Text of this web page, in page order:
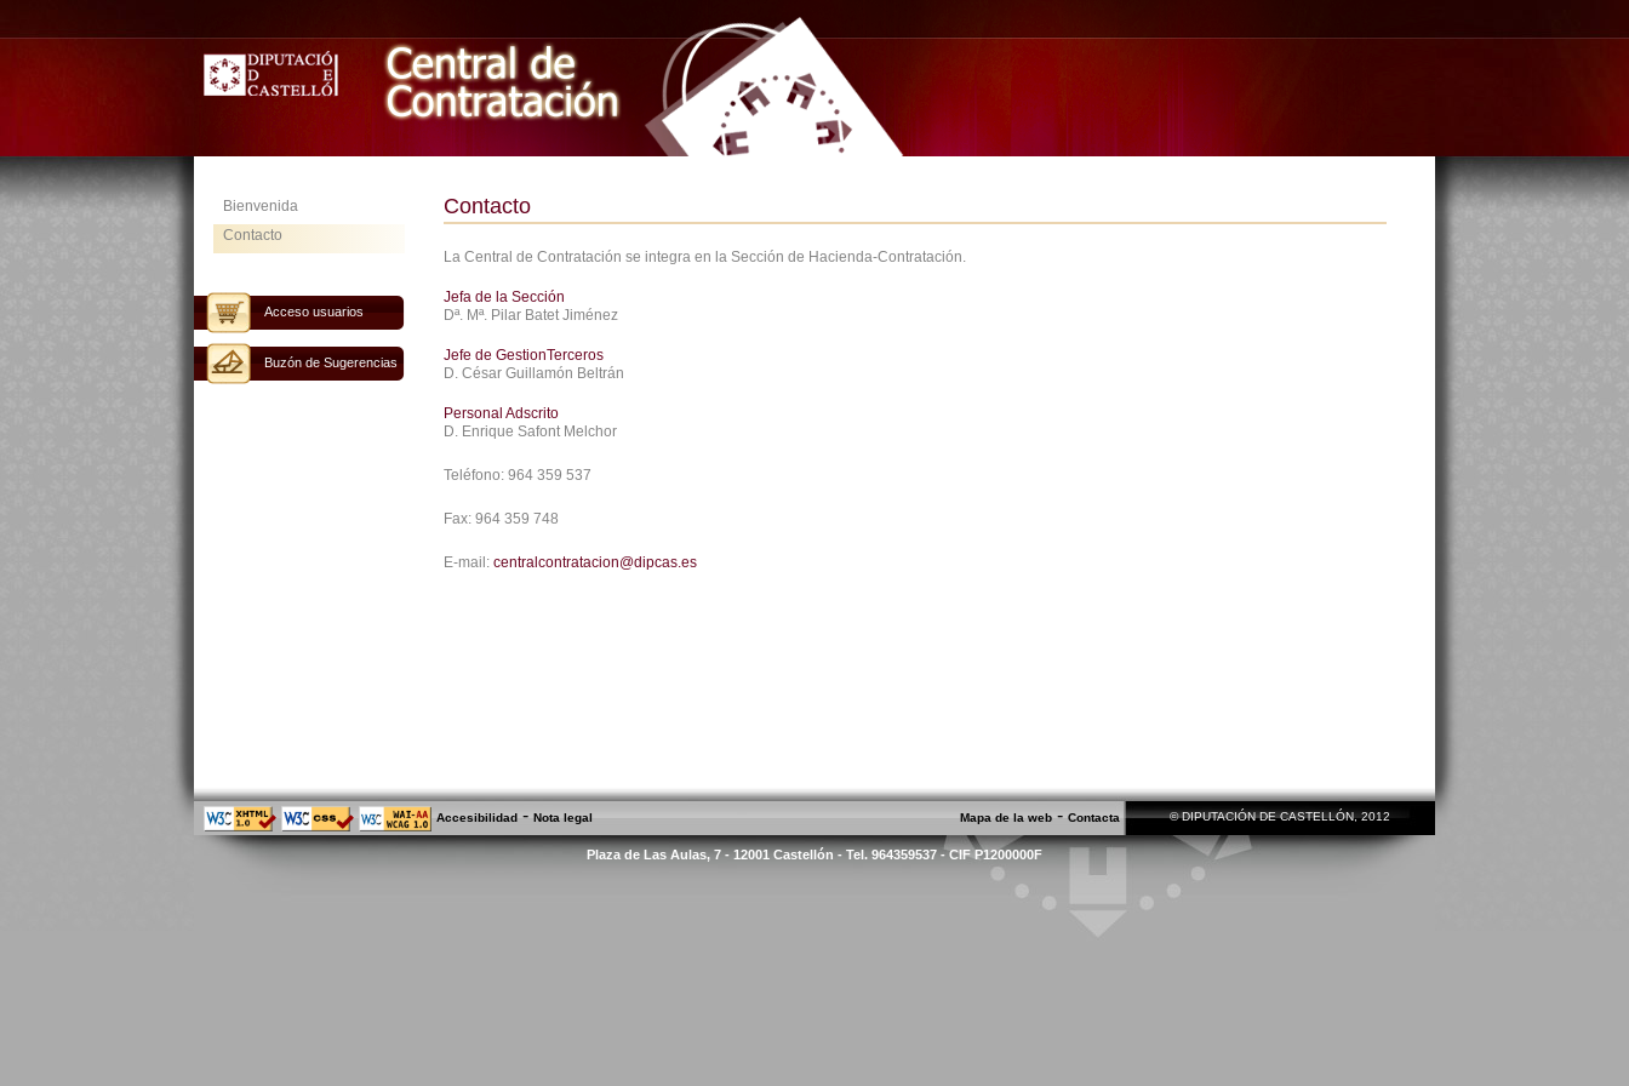
Bienvenida
Contacto
Acceso usuarios
Buzón de Sugerencias
Contacto
La Central de Contratación se integra en la Sección de Hacienda-Contratación.
Jefa de la Sección
Dª. Mª. Pilar Batet Jiménez
Jefe de GestionTerceros
D. César Guillamón Beltrán
Personal Adscrito
D. Enrique Safont Melchor
Teléfono: 964 359 537
Fax: 964 359 748
E-mail: centralcontratacion@dipcas.es
Accesibilidad - Nota legal Mapa de la web - Contacta © DIPUTACIÓN DE CASTELLÓN, 2012
Plaza de Las Aulas, 7 - 12001 Castellón - Tel. 964359537 - CIF P1200000F